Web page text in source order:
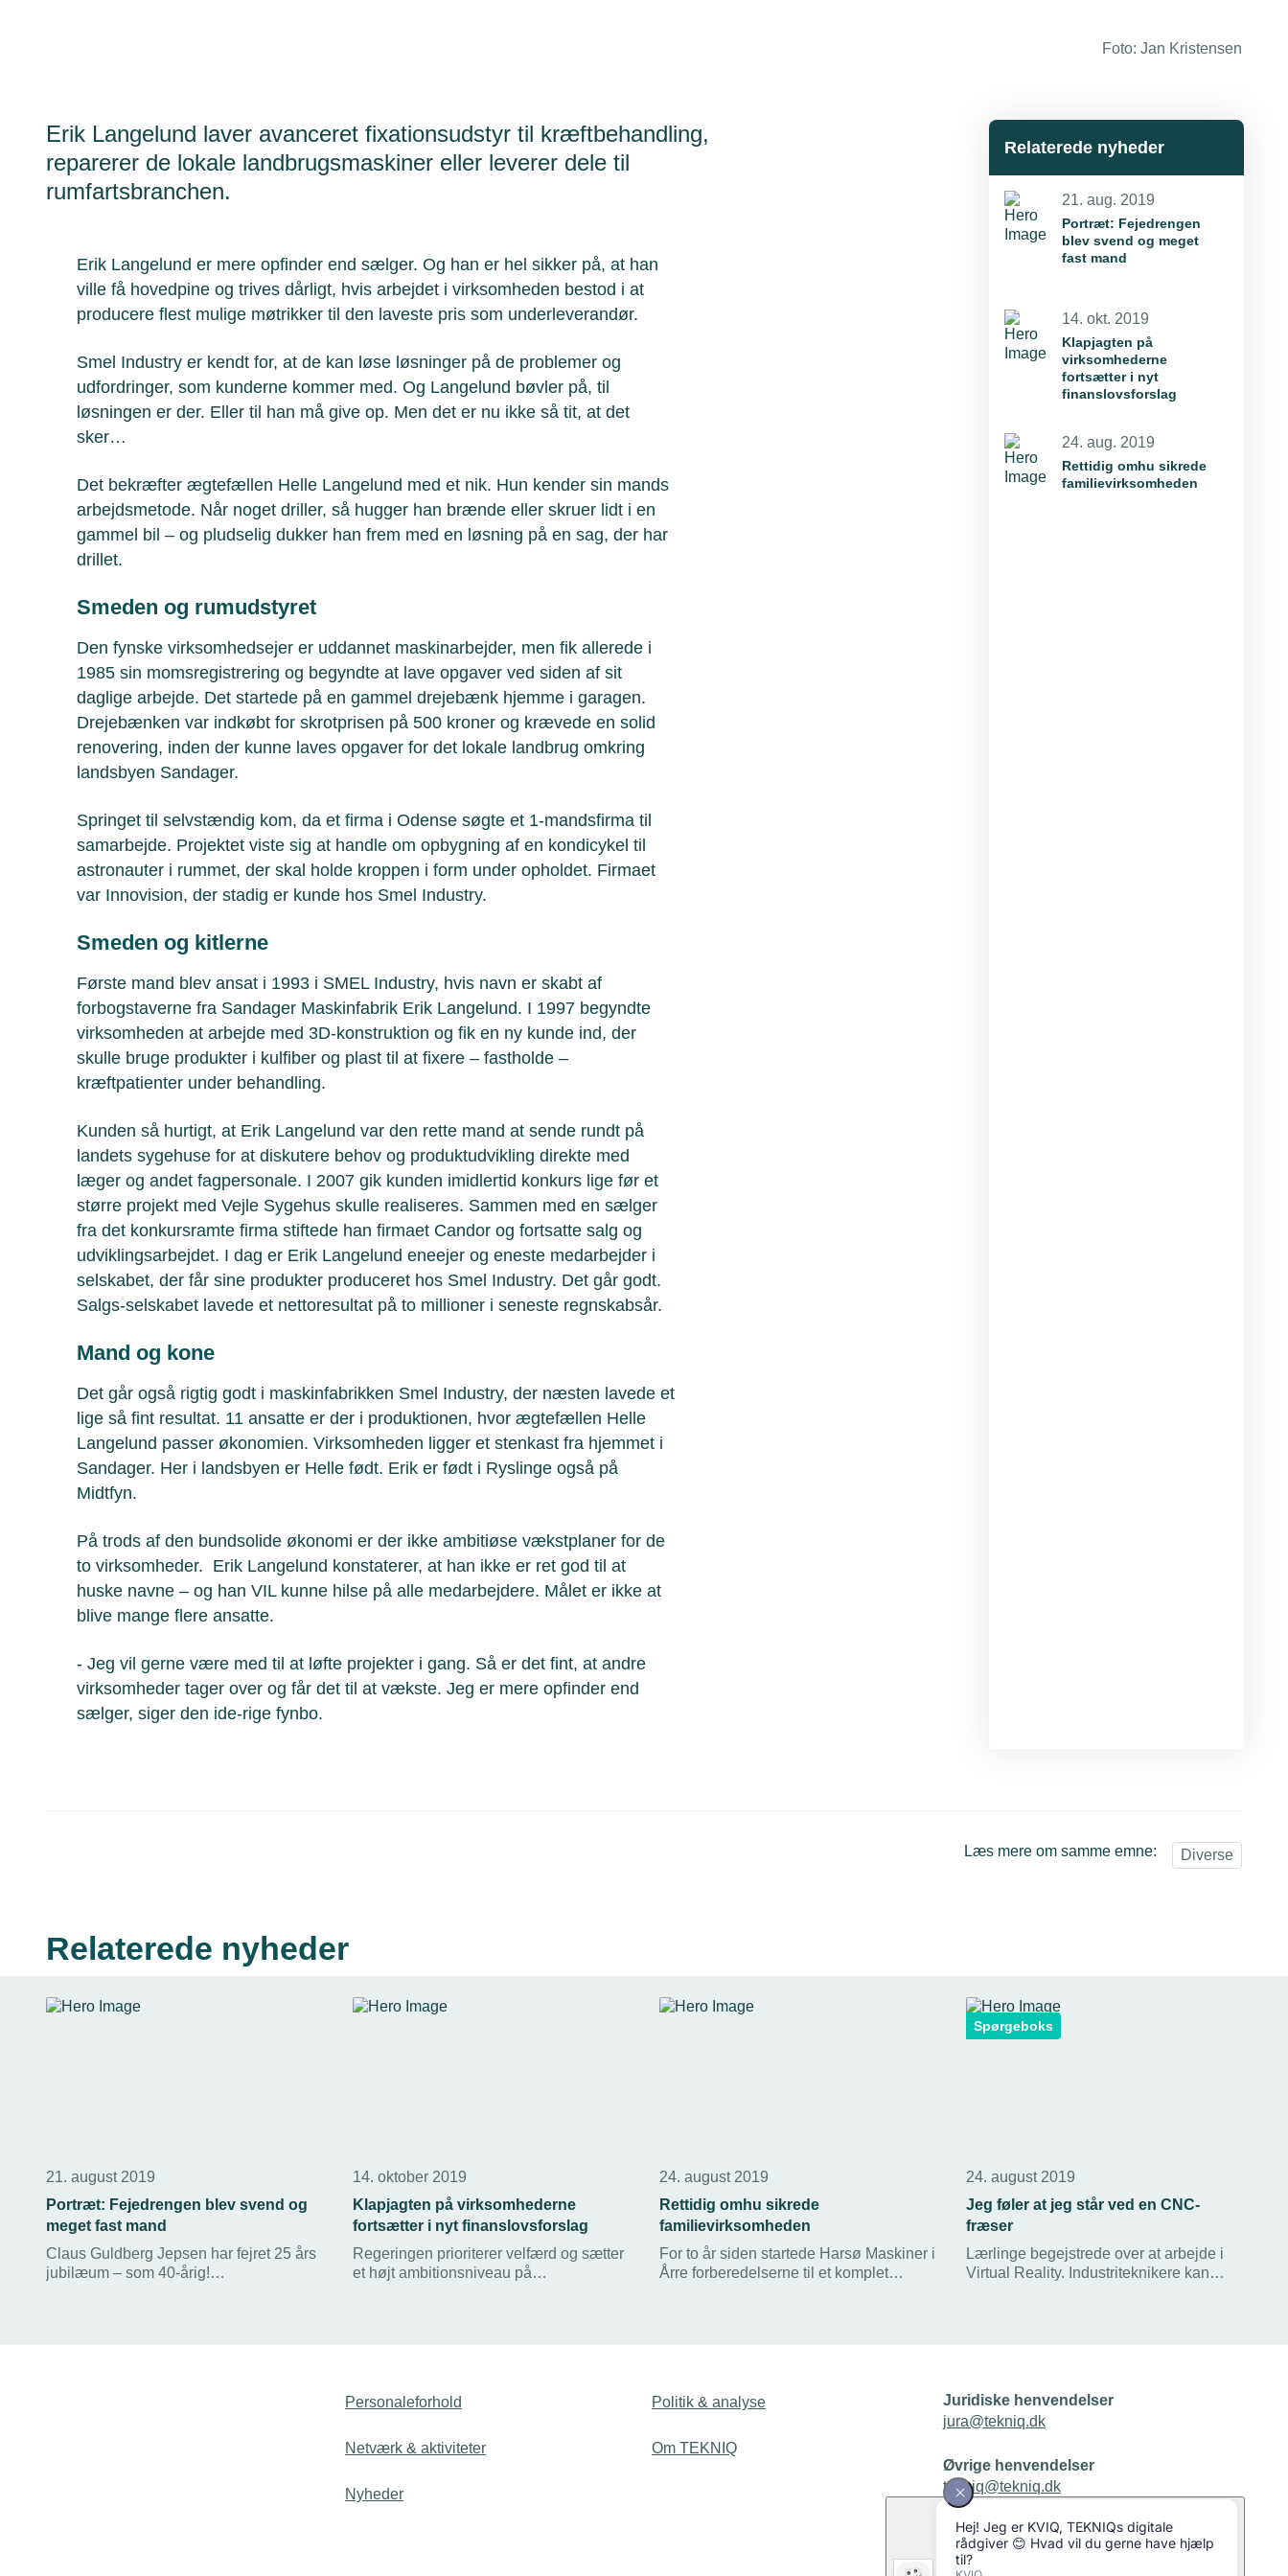
Foto: Jan Kristensen
Erik Langelund laver avanceret fixationsudstyr til kræftbehandling,
reparerer de lokale landbrugsmaskiner eller leverer dele til
rumfartsbranchen.
Erik Langelund er mere opfinder end sælger. Og han er hel sikker på, at han
ville få hovedpine og trives dårligt, hvis arbejdet i virksomheden bestod i at
producere flest mulige møtrikker til den laveste pris som underleverandør.
Smel Industry er kendt for, at de kan løse løsninger på de problemer og
udfordringer, som kunderne kommer med. Og Langelund bøvler på, til
løsningen er der. Eller til han må give op. Men det er nu ikke så tit, at det
sker…
Det bekræfter ægtefællen Helle Langelund med et nik. Hun kender sin mands
arbejdsmetode. Når noget driller, så hugger han brænde eller skruer lidt i en
gammel bil – og pludselig dukker han frem med en løsning på en sag, der har
drillet.
Smeden og rumudstyret
Den fynske virksomhedsejer er uddannet maskinarbejder, men fik allerede i
1985 sin momsregistrering og begyndte at lave opgaver ved siden af sit
daglige arbejde. Det startede på en gammel drejebænk hjemme i garagen.
Drejebænken var indkøbt for skrotprisen på 500 kroner og krævede en solid
renovering, inden der kunne laves opgaver for det lokale landbrug omkring
landsbyen Sandager.
Springet til selvstændig kom, da et firma i Odense søgte et 1-mandsfirma til
samarbejde. Projektet viste sig at handle om opbygning af en kondicykel til
astronauter i rummet, der skal holde kroppen i form under opholdet. Firmaet
var Innovision, der stadig er kunde hos Smel Industry.
Smeden og kitlerne
Første mand blev ansat i 1993 i SMEL Industry, hvis navn er skabt af
forbogstaverne fra Sandager Maskinfabrik Erik Langelund. I 1997 begyndte
virksomheden at arbejde med 3D-konstruktion og fik en ny kunde ind, der
skulle bruge produkter i kulfiber og plast til at fixere – fastholde –
kræftpatienter under behandling.
Kunden så hurtigt, at Erik Langelund var den rette mand at sende rundt på
landets sygehuse for at diskutere behov og produktudvikling direkte med
læger og andet fagpersonale. I 2007 gik kunden imidlertid konkurs lige før et
større projekt med Vejle Sygehus skulle realiseres. Sammen med en sælger
fra det konkursramte firma stiftede han firmaet Candor og fortsatte salg og
udviklingsarbejdet. I dag er Erik Langelund eneejer og eneste medarbejder i
selskabet, der får sine produkter produceret hos Smel Industry. Det går godt.
Salgs-selskabet lavede et nettoresultat på to millioner i seneste regnskabsår.
Mand og kone
Det går også rigtig godt i maskinfabrikken Smel Industry, der næsten lavede et
lige så fint resultat. 11 ansatte er der i produktionen, hvor ægtefællen Helle
Langelund passer økonomien. Virksomheden ligger et stenkast fra hjemmet i
Sandager. Her i landsbyen er Helle født. Erik er født i Ryslinge også på
Midtfyn.
På trods af den bundsolide økonomi er der ikke ambitiøse vækstplaner for de
to virksomheder. Erik Langelund konstaterer, at han ikke er ret god til at
huske navne – og han VIL kunne hilse på alle medarbejdere. Målet er ikke at
blive mange flere ansatte.
- Jeg vil gerne være med til at løfte projekter i gang. Så er det fint, at andre
virksomheder tager over og får det til at vækste. Jeg er mere opfinder end
sælger, siger den ide-rige fynbo.
Relaterede nyheder
21. aug. 2019
Portræt: Fejedrengen
blev svend og meget
fast mand
14. okt. 2019
Klapjagten på
virksomhederne
fortsætter i nyt
finanslovsforslag
24. aug. 2019
Rettidig omhu sikrede
familievirksomheden
Læs mere om samme emne: Diverse
Relaterede nyheder
21. august 2019
Portræt: Fejedrengen blev svend og
meget fast mand
Claus Guldberg Jepsen har fejret 25 års
jubilæum – som 40-årig!
14. oktober 2019
Klapjagten på virksomhederne
fortsætter i nyt finanslovsforslag
Regeringen prioriterer velfærd og sætter
et højt ambitionsniveau på
24. august 2019
Rettidig omhu sikrede
familievirksomheden
For to år siden startede Harsø Maskiner i
Årre forberedelserne til et komplet
Spørgeboks
24. august 2019
Jeg føler at jeg står ved en CNC-
fræser
Lærlinge begejstrede over at arbejde i
Virtual Reality. Industriteknikere kan
Personaleforhold
Netværk & aktiviteter
Nyheder
Politik & analyse
Om TEKNIQ
Juridiske henvendelser
jura@tekniq.dk
Øvrige henvendelser
tekniq@tekniq.dk
Telefon: 43436000
Mandag til torsdag fra kl. 8:00 til 16:00